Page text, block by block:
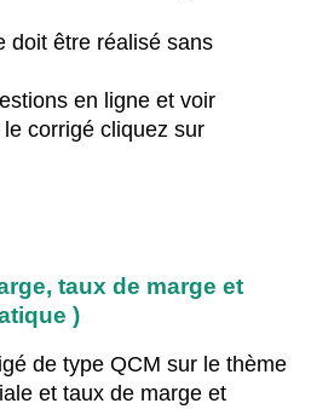
doit être réalisé sans
en ligne et voir
corrigé cliquez sur
taux de marge et
)
de type QCM sur le thème
et taux de marge et